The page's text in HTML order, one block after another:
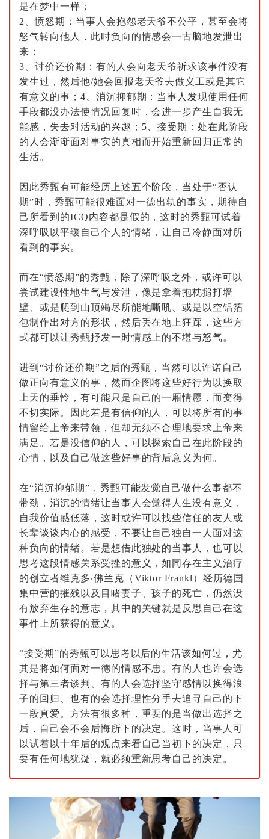
是在梦中一样；
2
、愤怒期：当事人会抱怨老天爷不公平，甚至会将
怒气转向他人，此时负向的情感会一古脑地发泄出
来；
3 、讨价还价期：有的人会向老天爷祈求该事件没有
发生过，然后他/她会回报老天爷去做义工或是其它
有意义的事； 4 、消沉抑郁期：当事人发现使用任何
手段都没办法使情况回复时，会进一步产生自我无
能感，失去对活动的兴趣； 5 、接受期：处在此阶段
的人会渐渐面对事实的真相而开始重新回归正常的
生活。
因此秀甄有可能经历上述五个阶段，当处于“否认
期”时，秀甄可能很难面对一德出轨的事实，期待自
己所看到的ICQ内容都是假的，这时的秀甄可试着
深呼吸以平缓自己个人的情绪，让自己冷静面对所
看到的事实。
而在“愤怒期”的秀甄，除了深呼吸之外，或许可以
尝试建设性地生气与发泄，像是拿着抱枕搥打墙
壁、或是爬到山顶竭尽所能地嘶吼、或是以空铝箔
包制作出对方的形状，然后丢在地上狂踩，这些方
式都可以让秀甄抒发一时情感上的不堪与怒气。
进到“讨价还价期”之后的秀甄，当然可以许诺自己
做正向有意义的事，然而企图将这些好行为以换取
上天的垂怜，有可能只是自己的一厢情愿，而变得
不切实际。因此若是有信仰的人，可以将所有的事
情留给上帝来带领，但却无须不合理地要求上帝来
满足。若是没信仰的人，可以探索自己在此阶段的
心情，以及自己做这些好事的背后意义为何。
在“消沉抑郁期”，秀甄可能发觉自己做什么事都不
带劲，消沉的情绪让当事人会觉得人生没有意义，
自我价值感低落，这时或许可以找些信任的友人或
长辈谈谈内心的感受，不要让自己独自一人面对这
种负向的情绪。若是想借此独处的当事人，也可以
思考这段情感关系受挫的意义，如同存在主义治疗
的创立者维克多‧佛兰克（Viktor Frankl ）经历德国
集中营的摧残以及目睹妻子、孩子的死亡，仍然没
有放弃生存的意志，其中的关键就是反思自己在这
事件上所获得的意义。
“接受期”的秀甄可以思考以后的生活该如何过，尤
其是将如何面对一德的情感不忠。有的人也许会选
择与第三者谈判、有的人会选择坚守感情以换得浪
子的回归、也有的会选择理性分手去追寻自己的下
一段真爱。方法有很多种，重要的是当做出选择之
后，自己会不会后悔所下的决定。这时，当事人可
以试着以十年后的观点来看自己当初下的决定，只
要有任何地犹疑，就必须重新思考自己的决定。